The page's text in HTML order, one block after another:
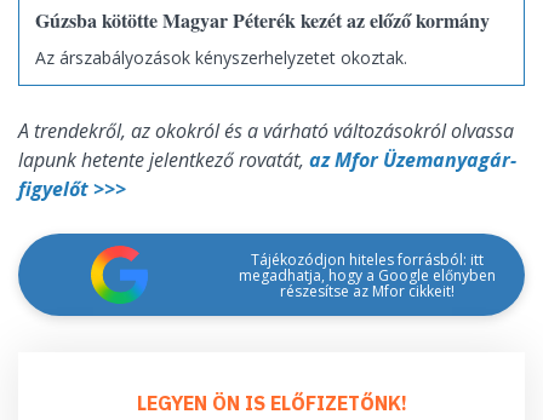
Gúzsba kötötte Magyar Péterék kezét az előző kormány
Az árszabályozások kényszerhelyzetet okoztak.
A trendekről, az okokról és a várható változásokról olvassa
lapunk hetente jelentkező rovatát, az Mfor Üzemanyagár-
figyelőt >>>
Tájékozódjon hiteles forrásból: itt
megadhatja, hogy a Google előnyben
részesítse az Mfor cikkeit!
LEGYEN ÖN IS ELŐFIZETŐNK!